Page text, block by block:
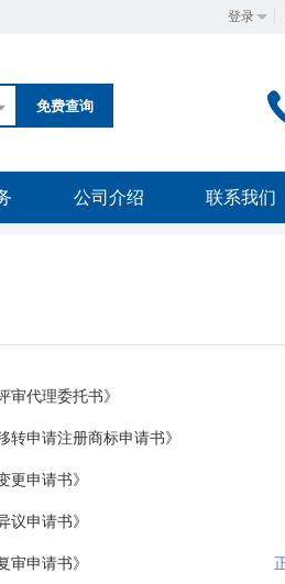
登录
免费查询
公司介绍 联系我们
审代理委托书》
转申请注册商标申请书》
更申请书》
议申请书》
审申请书》